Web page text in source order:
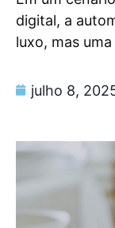
digital, a
luxo, mas
julho 8,